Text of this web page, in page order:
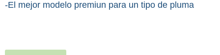
-El mejor modelo premiun para un tipo de pluma